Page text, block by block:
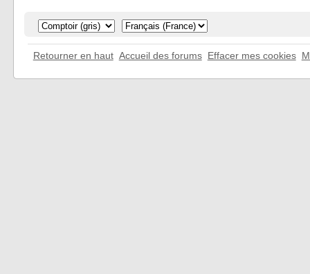
Retourner en haut Accueil des forums Effacer mes cookies